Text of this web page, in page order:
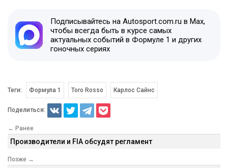
Подписывайтесь на Autosport.com.ru в Max,
чтобы всегда быть в курсе самых
актуальных событий в Формуле 1 и других
гоночных сериях
Теги: Формула 1 Toro Rosso Карлос Сайнс
Поделиться:
← Ранее
Производители и FIA обсудят регламент
Позже →